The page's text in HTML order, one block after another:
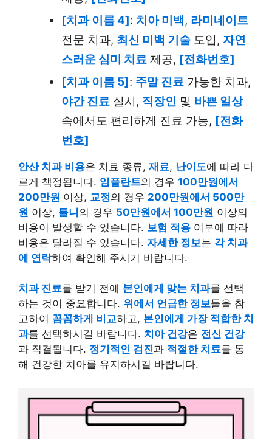
[치과 이름 4]: 치아 미백, 라미네이트
전문 치과, 최신 미백 기술 도입, 자연
스러운 심미 치료 제공, [전화번호]
[치과 이름 5]: 주말 진료 가능한 치과,
야간 진료 실시, 직장인 및 바쁜 일상
속에서도 편리하게 진료 가능, [전화
번호]
안산 치과 비용은 치료 종류, 재료, 난이도에 따라 다
르게 책정됩니다. 임플란트의 경우 100만원에서
200만원 이상, 교정의 경우 200만원에서 500만
원 이상, 틀니의 경우 50만원에서 100만원 이상의
비용이 발생할 수 있습니다. 보험 적용 여부에 따라
비용은 달라질 수 있습니다. 자세한 정보는 각 치과
에 연락하여 확인해 주시기 바랍니다.
치과 진료를 받기 전에 본인에게 맞는 치과를 선택
하는 것이 중요합니다. 위에서 언급한 정보들을 참
고하여 꼼꼼하게 비교하고, 본인에게 가장 적합한 치
과를 선택하시길 바랍니다. 치아 건강은 전신 건강
과 직결됩니다. 정기적인 검진과 적절한 치료를 통
해 건강한 치아를 유지하시길 바랍니다.